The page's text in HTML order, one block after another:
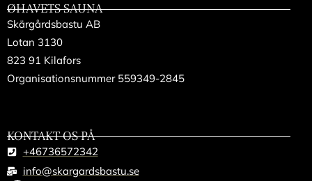
ØHAVETS SAUNA
Skärgårdsbastu AB
Lotan 3130
823 91 Kilafors
Organisationsnummer 559349-2845
KONTAKT OS PÅ
+46736572342
info@skargardsbastu.se